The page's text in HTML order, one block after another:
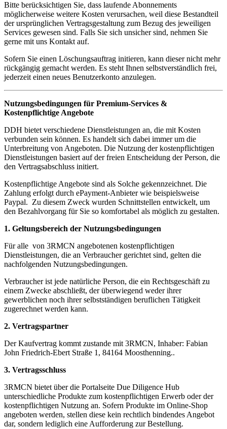
Bitte berücksichtigen Sie, dass laufende Abonnements
möglicherweise weitere Kosten verursachen, weil diese Bestandteil
der ursprünglichen Vertragsgestaltung zum Bezug des jeweiligen
Services gewesen sind. Falls Sie sich unsicher sind, nehmen Sie
gerne mit uns Kontakt auf.
Sofern Sie einen Löschungsauftrag initieren, kann dieser nicht mehr
rückgängig gemacht werden. Es steht Ihnen selbstverständlich frei,
jederzeit einen neues Benutzerkonto anzulegen.
Nutzungsbedingungen für Premium-Services &
Kostenpflichtige Angebote
DDH bietet verschiedene Dienstleistungen an, die mit Kosten
verbunden sein können. Es handelt sich dabei immer um die
Unterbreitung von Angeboten. Die Nutzung der kostenpflichtigen
Dienstleistungen basiert auf der freien Entscheidung der Person, die
den Vertragsabschluss initiert.
Kostenpflichtige Angebote sind als Solche gekennzeichnet. Die
Zahlung erfolgt durch ePayment-Anbieter wie beispielsweise
Paypal. Zu diesem Zweck wurden Schnittstellen entwickelt, um
den Bezahlvorgang für Sie so komfortabel als möglich zu gestalten.
1. Geltungsbereich der Nutzungsbedingungen
Für alle von 3RMCN angebotenen kostenpflichtigen
Dienstleistungen, die an Verbraucher gerichtet sind, gelten die
nachfolgenden Nutzungsbedingungen.
Verbraucher ist jede natürliche Person, die ein Rechtsgeschäft zu
einem Zwecke abschließt, der überwiegend weder ihrer
gewerblichen noch ihrer selbstständigen beruflichen Tätigkeit
zugerechnet werden kann.
2. Vertragspartner
Der Kaufvertrag kommt zustande mit 3RMCN, Inhaber: Fabian
John Friedrich-Ebert Straße 1, 84164 Moosthenning..
3. Vertragsschluss
3RMCN bietet über die Portalseite Due Diligence Hub
unterschiedliche Produkte zum kostenpflichtigen Erwerb oder der
kostenpflichtigen Nutzung an. Sofern Produkte im Online-Shop
angeboten werden, stellen diese kein rechtlich bindendes Angebot
dar, sondern lediglich eine Aufforderung zur Bestellung.